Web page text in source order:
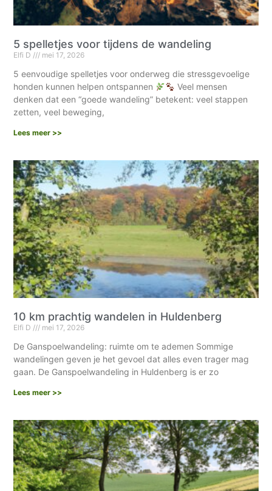
5 spelletjes voor tijdens de wandeling
Elfi D mei 17, 2026
5 eenvoudige spelletjes voor onderweg die stressgevoelige
honden kunnen helpen ontspannen
Veel mensen
denken dat een “goede wandeling” betekent: veel stappen
zetten, veel beweging,
Lees meer >>
10 km prachtig wandelen in Huldenberg
Elfi D mei 17, 2026
De Ganspoelwandeling: ruimte om te ademen Sommige
wandelingen geven je het gevoel dat alles even trager mag
gaan. De Ganspoelwandeling in Huldenberg is er zo
Lees meer >>